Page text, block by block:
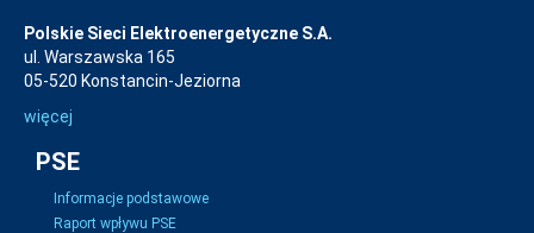
Polskie Sieci Elektroenergetyczne S.A.
ul. Warszawska 165
05-520 Konstancin-Jeziorna
więcej
PSE
Informacje podstawowe
Raport wpływu PSE